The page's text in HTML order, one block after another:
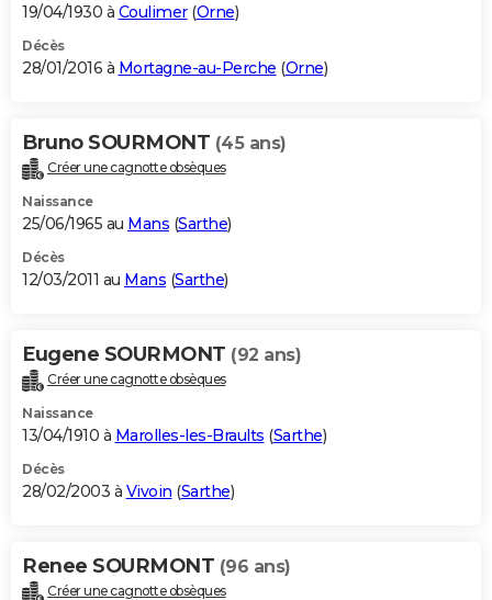
19/04/1930 à Coulimer(Orne)
Décès
28/01/2016 à Mortagne-au-Perche (Orne)
Bruno SOURMONT (45 ans)
Créer une cagnotte obsèques
Naissance
25/06/1965 au Mans (Sarthe)
Décès
12/03/2011 au Mans (Sarthe)
Eugene SOURMONT (92 ans)
Créer une cagnotte obsèques
Naissance
13/04/1910 à Marolles-les-Braults (Sarthe)
Décès
28/02/2003 à Vivoin (Sarthe)
Renee SOURMONT (96 ans)
Créer une cagnotte obsèques